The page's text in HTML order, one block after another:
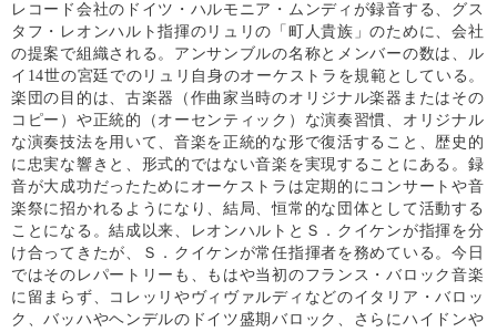
レコード会社のドイツ・ハルモニア・ムンディが録音する、グス
タフ・レオンハルト指揮のリュリの「町人貴族」のために、会社
の提案で組織される。アンサンブルの名称とメンバーの数は、ル
イ14世の宮廷でのリュリ自身のオーケストラを規範としている。
楽団の目的は、古楽器（作曲家当時のオリジナル楽器またはその
コピー）や正統的（オーセンティック）な演奏習慣、オリジナル
な演奏技法を用いて、音楽を正統的な形で復活すること、歴史的
に忠実な響きと、形式的ではない音楽を実現することにある。 録
音が大成功だったためにオーケストラは定期的にコンサートや音
楽祭に招かれるようになり、結局、恒常的な団体として活動する
ことになる。結成以来、レオンハルトとＳ．クイケンが指揮を分
け合ってきたが、Ｓ．クイケンが常任指揮者を務めている。今日
ではそのレパートリーも、もはや当初のフランス・バロック音楽
に留まらず、コレッリやヴィヴァルディなどのイタリア・バロッ
ク、バッハやヘンデルのドイツ盛期バロック、さらにハイドンや